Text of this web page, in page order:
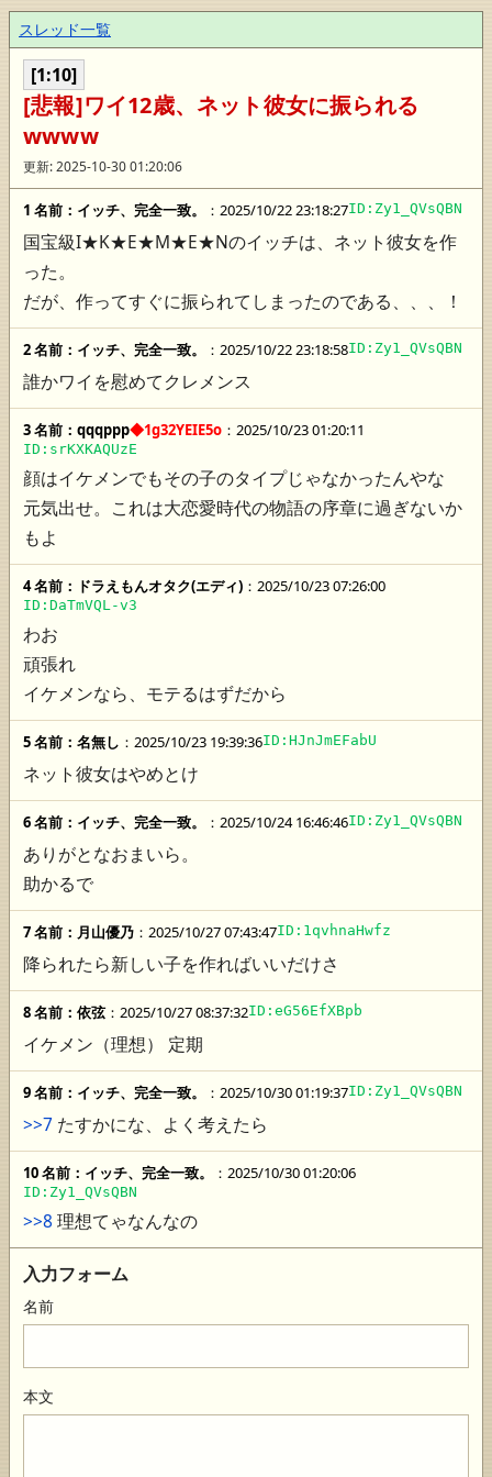
スレッド一覧
[1:10]
[悲報]ワイ12歳、ネット彼女に振られる
wwww
更新: 2025-10-30 01:20:06
1 名前： イッチ、完全一致。 ：2025/10/22 23:18:27ID:Zy1_QVsQBN
国宝級I★K★E★M★E★Nのイッチは、ネット彼女を作
った。
だが、作ってすぐに振られてしまったのである、、、！
2 名前： イッチ、完全一致。 ：2025/10/22 23:18:58ID:Zy1_QVsQBN
誰かワイを慰めてクレメンス
3 名前： qqqppp◆1g32YEIE5o ：2025/10/23 01:20:11
ID:srKXKAQUzE
顔はイケメンでもその子のタイプじゃなかったんやな
元気出せ。これは大恋愛時代の物語の序章に過ぎないか
もよ
4 名前： ドラえもんオタク(エディ) ：2025/10/23 07:26:00
ID:DaTmVQL-v3
わお
頑張れ
イケメンなら、モテるはずだから
5 名前： 名無し ：2025/10/23 19:39:36ID:HJnJmEFabU
ネット彼女はやめとけ
6 名前： イッチ、完全一致。 ：2025/10/24 16:46:46ID:Zy1_QVsQBN
ありがとなおまいら。
助かるで
7 名前： 月山優乃 ：2025/10/27 07:43:47ID:1qvhnaHwfz
降られたら新しい子を作ればいいだけさ
8 名前： 依弦：2025/10/27 08:37:32ID:eG56EfXBpb
イケメン（理想） 定期
9 名前： イッチ、完全一致。 ：2025/10/30 01:19:37ID:Zy1_QVsQBN
>>7 たすかにな、よく考えたら
10 名前： イッチ、完全一致。 ：2025/10/30 01:20:06
ID:Zy1_QVsQBN
>>8 理想てゃなんなの
入力フォーム
名前
本文